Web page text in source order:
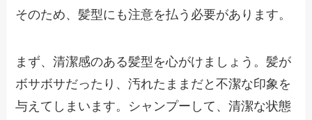
そのため、髪型にも注意を払う必要があります。
まず、清潔感のある髪型を心がけましょう。髪が
ボサボサだったり、汚れたままだと不潔な印象を
与えてしまいます。シャンプーして、清潔な状態